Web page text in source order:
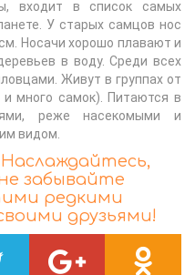
входит в список самых
У старых самцов нос
Носачи хорошо плавают и
в воду. Среди всех
Живут в группах от
много самок). Питаются в
реже насекомыми и
видом.
забывайте
редкими
друзьями!